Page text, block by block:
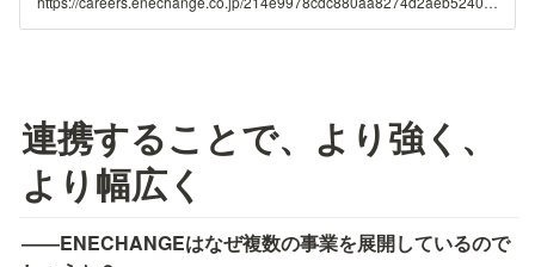
て、新卒採用担当のHさんとともに深堀りしていきます。今回はエネル
ギーデータ事業の紹介です。 エネルギーの未来をつく
連携することで、より強く、
より幅広く
――ENECHANGEはなぜ複数の事業を展開しているので